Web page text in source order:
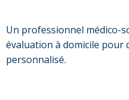
Un professionnel médico-
évaluation à domicile pour
personnalisé.